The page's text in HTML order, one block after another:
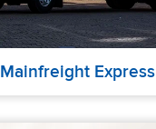
Mainfreight Express